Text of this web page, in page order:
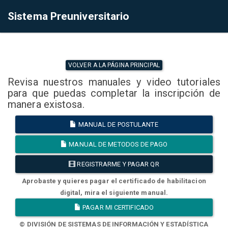
Sistema Preuniversitario
VOLVER A LA PÁGINA PRINCIPAL
Revisa nuestros manuales y video tutoriales
para que puedas completar la inscripción de
manera existosa.
MANUAL DE POSTULANTE
MANUAL DE METODOS DE PAGO
REGISTRARME Y PAGAR QR
Aprobaste y quieres pagar el certificado de habilitacion
digital, mira el siguiente manual.
PAGAR MI CERTIFICADO
© DIVISIÓN DE SISTEMAS DE INFORMACIÓN Y ESTADÍSTICA